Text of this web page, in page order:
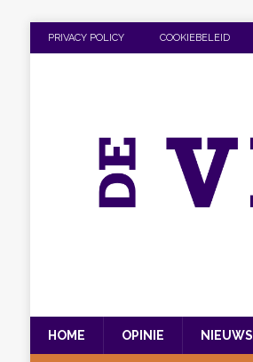
PRIVACY POLICY COOKIEBELEID
HOME OPINIE NIEUWS